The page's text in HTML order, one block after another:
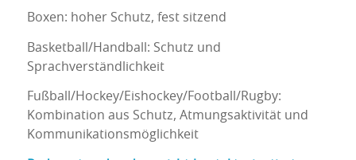
Boxen: hoher Schutz, fest sitzend
Basketball/Handball: Schutz und
Sprachverständlichkeit
Fußball/Hockey/Eishockey/Football/Rugby:
Kombination aus Schutz, Atmungsaktivität und
Kommunikationsmöglichkeit